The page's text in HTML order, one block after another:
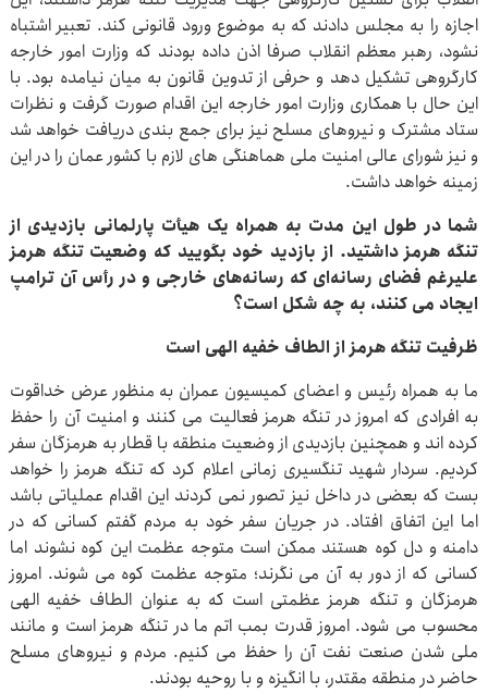
اجازه را به مجلس دادند که به موضوع ورود قانونی کند. تعبیر اشتباه
نشود، رهبر معظم انقلاب صرفا اذن داده بودند که وزارت امور خارجه
کارگروهی تشکیل دهد و حرفی از تدوین قانون به میان نیامده بود. با
این حال با همکاری وزارت امور خارجه این اقدام صورت گرفت و نظرات
ستاد مشترک و نیروهای مسلح نیز برای جمع بندی دریافت خواهد شد
و نیز شورای عالی امنیت ملی هماهنگی های لازم با کشور عمان را در این
زمینه خواهد داشت.
شما در طول این مدت به همراه یک هیأت پارلمانی بازدیدی از
تنگه هرمز داشتید. از بازدید خود بگویید که وضعیت تنگه هرمز
علیرغم فضای رسانه‌ای که رسانه‌های خارجی و در رأس آن ترامپ
ایجاد می کنند، به چه شکل است؟
ظرفیت تنگه هرمز از الطاف خفیه الهی است
ما به همراه رئیس و اعضای کمیسیون عمران به منظور عرض خداقوت
به افرادی که امروز در تنگه هرمز فعالیت می کنند و امنیت آن را حفظ
کرده اند و همچنین بازدیدی از وضعیت منطقه با قطار به هرمزگان سفر
کردیم. سردار شهید تنگسیری زمانی اعلام کرد که تنگه هرمز را خواهد
بست که بعضی در داخل نیز تصور نمی کردند این اقدام عملیاتی باشد
اما این اتفاق افتاد. در جریان سفر خود به مردم گفتم کسانی که در
دامنه و دل کوه هستند ممکن است متوجه عظمت این کوه نشوند اما
کسانی که از دور به آن می نگرند؛ متوجه عظمت کوه می شوند. امروز
هرمزگان و تنگه هرمز عظمتی است که به عنوان الطاف خفیه الهی
محسوب می شود. امروز قدرت بمب اتم ما در تنگه هرمز است و مانند
ملی شدن صنعت نفت آن را حفظ می کنیم. مردم و نیروهای مسلح
حاضر در منطقه مقتدر، با انگیزه و با روحیه بودند.